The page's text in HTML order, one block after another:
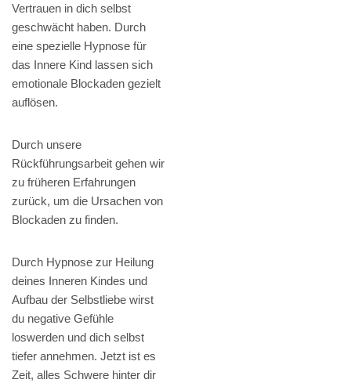
Vertrauen in dich selbst
geschwächt haben. Durch
eine spezielle Hypnose für
das Innere Kind lassen sich
emotionale Blockaden gezielt
auflösen.
Durch unsere
Rückführungsarbeit gehen wir
zu früheren Erfahrungen
zurück, um die Ursachen von
Blockaden zu finden.
Durch Hypnose zur Heilung
deines Inneren Kindes und
Aufbau der Selbstliebe wirst
du negative Gefühle
loswerden und dich selbst
tiefer annehmen. Jetzt ist es
Zeit, alles Schwere hinter dir